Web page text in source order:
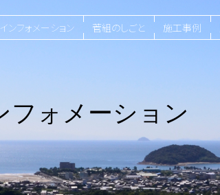
インフォメーション 菅組のしごと 施工事例
フォメーション